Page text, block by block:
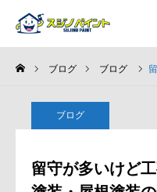
ブログ ブログ 留
ブログ
留守が多いけど
ホーム
選ばれる理由